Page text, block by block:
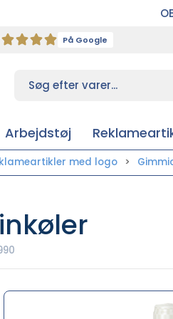
På Google
Arbejdstøj
med logo